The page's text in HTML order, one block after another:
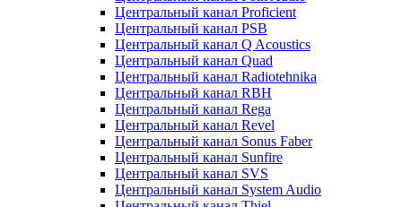
Центральный канал Proficient
Центральный канал PSB
Центральный канал Q Acoustics
Центральный канал Quad
Центральный канал Radiotehnika
Центральный канал RBH
Центральный канал Rega
Центральный канал Revel
Центральный канал Sonus Faber
Центральный канал Sunfire
Центральный канал SVS
Центральный канал System Audio